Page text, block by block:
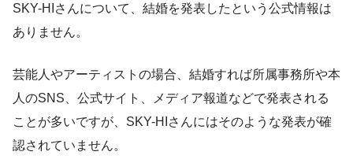
SKY-HIさんについて、結婚を発表したという公式情報は
ありません。
芸能人やアーティストの場合、結婚すれば所属事務所や本
人のSNS、公式サイト、メディア報道などで発表される
ことが多いですが、SKY-HIさんにはそのような発表が確
認されていません。